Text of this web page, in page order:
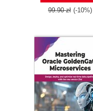
99.90 zł (-10%)